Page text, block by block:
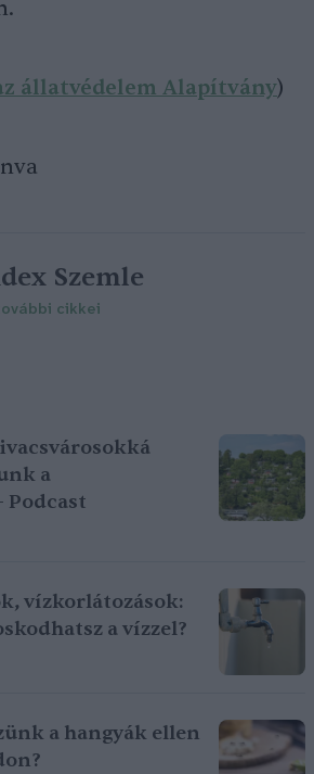
állatvédelem Alapítvány)
Szemle
cikkei
a
Podcast
vízkorlátozások:
a vízzel?
a hangyák ellen